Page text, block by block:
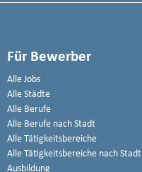
Für Bewerber
Alle Jobs
Alle Städte
Alle Berufe
Alle Berufe nach Stadt
Alle Tätigkeitsbereiche
Alle Tätigkeitsbereiche nach Stadt
Ausbildung